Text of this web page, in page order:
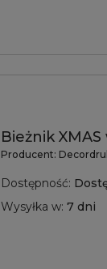
Bieżnik
Producent:
Dostępność:
Wysyłka w: 7 dni